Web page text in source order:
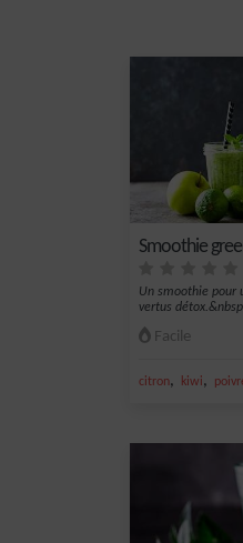
Smoothie
Un smoothie pour
vertus
Facile
citron, kiwi,